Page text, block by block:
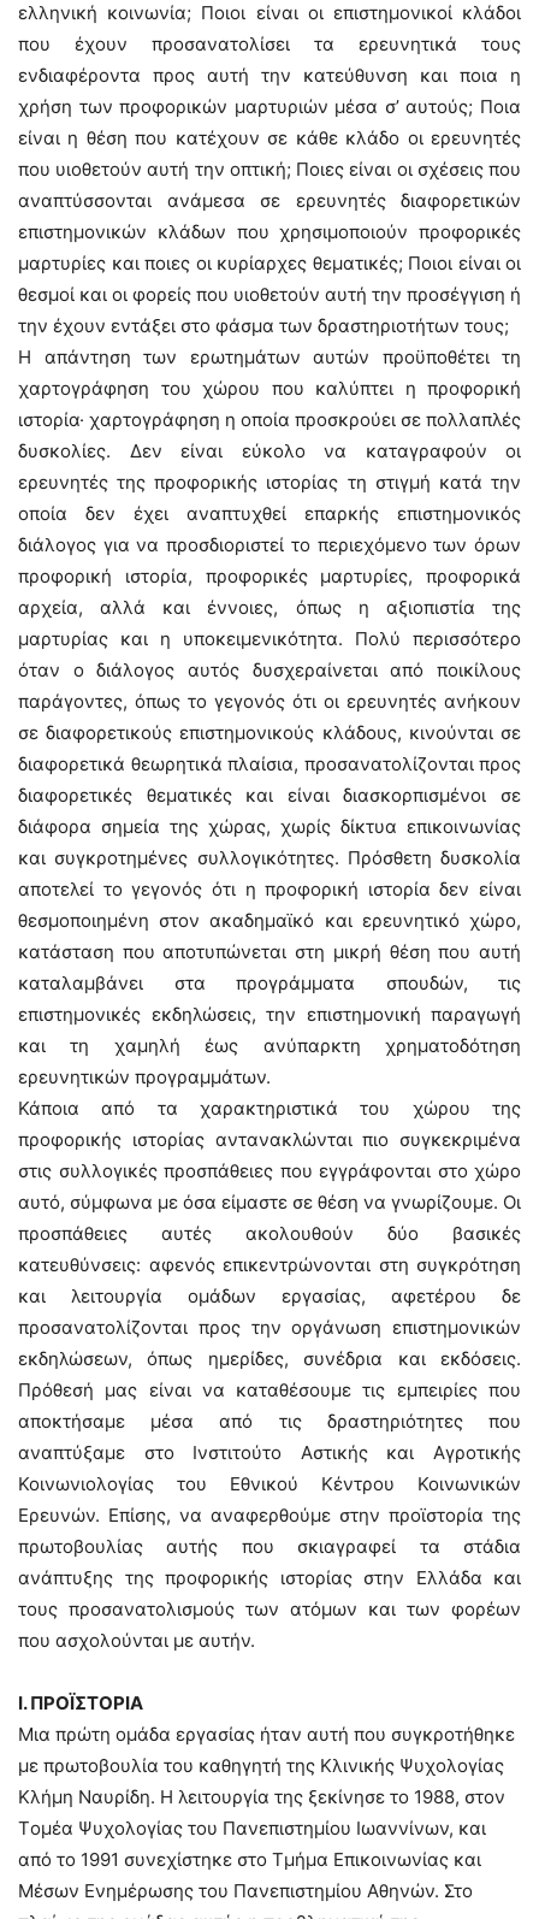
ελληνική κοινωνία; Ποιοι είναι οι επιστημονικοί κλάδοι
που έχουν προσανατολίσει τα ερευνητικά τους
ενδιαφέροντα προς αυτή την κατεύθυνση και ποια η
χρήση των προφορικών μαρτυριών μέσα σ’ αυτούς; Ποια
είναι η θέση που κατέχουν σε κάθε κλάδο οι ερευνητές
που υιοθετούν αυτή την οπτική; Ποιες είναι οι σχέσεις που
αναπτύσσονται ανάμεσα σε ερευνητές διαφορετικών
επιστημονικών κλάδων που χρησιμοποιούν προφορικές
μαρτυρίες και ποιες οι κυρίαρχες θεματικές; Ποιοι είναι οι
θεσμοί και οι φορείς που υιοθετούν αυτή την προσέγγιση ή
την έχουν εντάξει στο φάσμα των δραστηριοτήτων τους;
Η απάντηση των ερωτημάτων αυτών προϋποθέτει τη
χαρτογράφηση του χώρου που καλύπτει η προφορική
ιστορία· χαρτογράφηση η οποία προσκρούει σε πολλαπλές
δυσκολίες. Δεν είναι εύκολο να καταγραφούν οι
ερευνητές της προφορικής ιστορίας τη στιγμή κατά την
οποία δεν έχει αναπτυχθεί επαρκής επιστημονικός
διάλογος για να προσδιοριστεί το περιεχόμενο των όρων
προφορική ιστορία, προφορικές μαρτυρίες, προφορικά
αρχεία, αλλά και έννοιες, όπως η αξιοπιστία της
μαρτυρίας και η υποκειμενικότητα. Πολύ περισσότερο
όταν ο διάλογος αυτός δυσχεραίνεται από ποικίλους
παράγοντες, όπως το γεγονός ότι οι ερευνητές ανήκουν
σε διαφορετικούς επιστημονικούς κλάδους, κινούνται σε
διαφορετικά θεωρητικά πλαίσια, προσανατολίζονται προς
διαφορετικές θεματικές και είναι διασκορπισμένοι σε
διάφορα σημεία της χώρας, χωρίς δίκτυα επικοινωνίας
και συγκροτημένες συλλογικότητες. Πρόσθετη δυσκολία
αποτελεί το γεγονός ότι η προφορική ιστορία δεν είναι
θεσμοποιημένη στον ακαδημαϊκό και ερευνητικό χώρο,
κατάσταση που αποτυπώνεται στη μικρή θέση που αυτή
καταλαμβάνει στα προγράμματα σπουδών, τις
επιστημονικές εκδηλώσεις, την επιστημονική παραγωγή
και τη χαμηλή έως ανύπαρκτη χρηματοδότηση
ερευνητικών προγραμμάτων.
Κάποια από τα χαρακτηριστικά του χώρου της
προφορικής ιστορίας αντανακλώνται πιο συγκεκριμένα
στις συλλογικές προσπάθειες που εγγράφονται στο χώρο
αυτό, σύμφωνα με όσα είμαστε σε θέση να γνωρίζουμε. Οι
προσπάθειες αυτές ακολουθούν δύο βασικές
κατευθύνσεις: αφενός επικεντρώνονται στη συγκρότηση
και λειτουργία ομάδων εργασίας, αφετέρου δε
προσανατολίζονται προς την οργάνωση επιστημονικών
εκδηλώσεων, όπως ημερίδες, συνέδρια και εκδόσεις.
Πρόθεσή μας είναι να καταθέσουμε τις εμπειρίες που
αποκτήσαμε μέσα από τις δραστηριότητες που
αναπτύξαμε στο Ινστιτούτο Αστικής και Αγροτικής
Κοινωνιολογίας του Εθνικού Κέντρου Κοινωνικών
Ερευνών. Επίσης, να αναφερθούμε στην προϊστορία της
πρωτοβουλίας αυτής που σκιαγραφεί τα στάδια
ανάπτυξης της προφορικής ιστορίας στην Ελλάδα και
τους προσανατολισμούς των ατόμων και των φορέων
που ασχολούνται με αυτήν.
Ι. ΠΡΟΪΣΤΟΡΙΑ
Μια πρώτη ομάδα εργασίας ήταν αυτή που συγκροτήθηκε
με πρωτοβουλία του καθηγητή της Κλινικής Ψυχολογίας
Κλήμη Ναυρίδη. Η λειτουργία της ξεκίνησε το 1988, στον
Tομέα Ψυχολογίας του Πανεπιστημίου Ιωαννίνων, και
από το 1991 συνεχίστηκε στο Tμήμα Επικοινωνίας και
Μέσων Ενημέρωσης του Πανεπιστημίου Αθηνών. Στο